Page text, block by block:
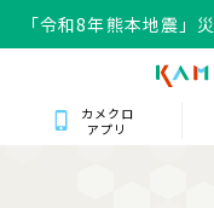
「令和8年熊本地震」
カメクロ
アプリ